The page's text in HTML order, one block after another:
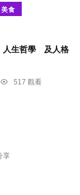
美食
人生哲學 及人格
517 觀看
享